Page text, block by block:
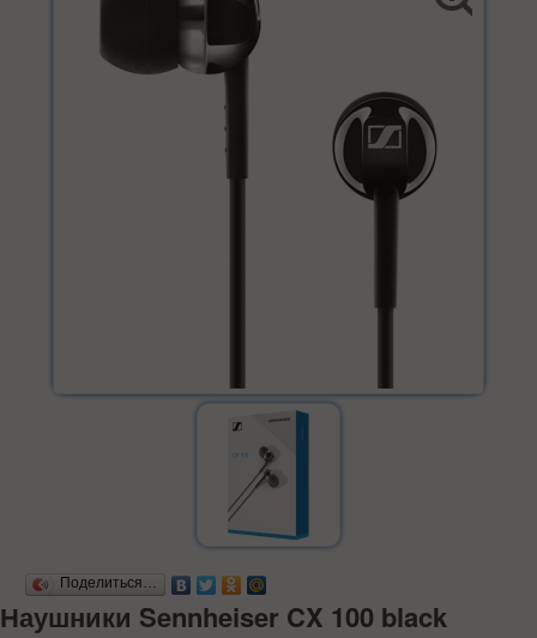
Поделиться…
Наушники Sennheiser CX 100 black